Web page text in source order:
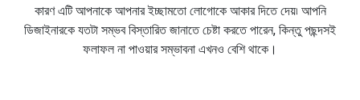
কারণ এটি আপনাকে আপনার ইচ্ছামতো লোগোকে আকার দিতে দেয়৷ আপনি
ডিজাইনারকে যতটা সম্ভব বিস্তারিত জানাতে চেষ্টা করতে পারেন, কিন্তু পছন্দসই
ফলাফল না পাওয়ার সম্ভাবনা এখনও বেশি থাকে।